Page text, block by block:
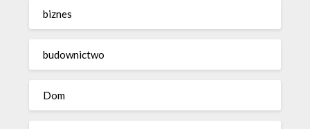
biznes
budownictwo
Dom